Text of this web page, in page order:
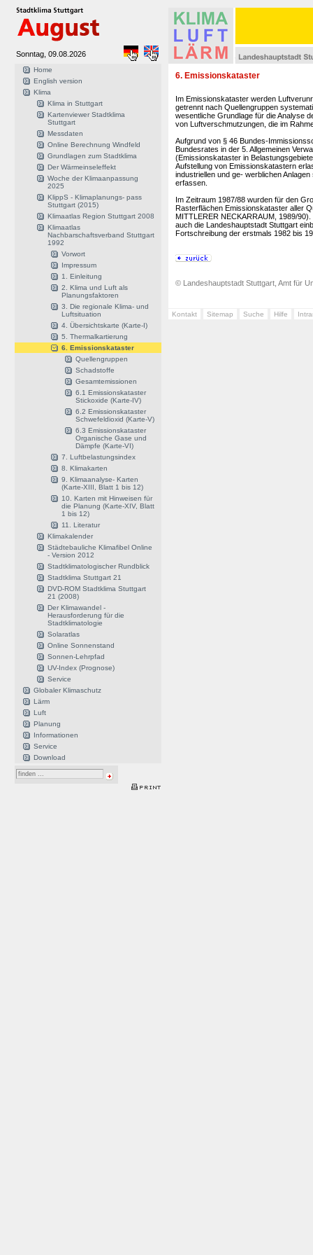
Sonntag, 09.08.2026
Home
English version
Klima
Klima in Stuttgart
Kartenviewer Stadtklima
Stuttgart
Messdaten
Online Berechnung Windfeld
Grundlagen zum Stadtklima
Der Wärmeinseleffekt
Woche der Klimaanpassung
2025
KlippS - Klimaplanungs- pass
Stuttgart (2015)
Klimaatlas Region Stuttgart 2008
Klimaatlas
Nachbarschaftsverband Stuttgart
1992
Vorwort
Impressum
1. Einleitung
2. Klima und Luft als
Planungsfaktoren
3. Die regionale Klima- und
Luftsituation
4. Übersichtskarte (Karte-I)
5. Thermalkartierung
6. Emissionskataster
Quellengruppen
Schadstoffe
Gesamtemissionen
6.1 Emissionskataster
Stickoxide (Karte-IV)
6.2 Emissionskataster
Schwefeldioxid (Karte-V)
6.3 Emissionskataster
Organische Gase und
Dämpfe (Karte-VI)
7. Luftbelastungsindex
8. Klimakarten
9. Klimaanalyse- Karten
(Karte-XIII, Blatt 1 bis 12)
10. Karten mit Hinweisen für
die Planung (Karte-XIV, Blatt
1 bis 12)
11. Literatur
Klimakalender
Städtebauliche Klimafibel Online
- Version 2012
Stadtklimatologischer Rundblick
Stadtklima Stuttgart 21
DVD-ROM Stadtklima Stuttgart
21 (2008)
Der Klimawandel -
Herausforderung für die
Stadtklimatologie
Solaratlas
Online Sonnenstand
Sonnen-Lehrpfad
UV-Index (Prognose)
Service
Globaler Klimaschutz
Lärm
Luft
Planung
Informationen
Service
Download
6. Emissionskataster
Im Emissionskataster werden
getrennt nach Quellengruppen
wesentliche Grundlage für die Analyse
von Luftverschmutzungen, die im
Aufgrund von § 46 Bundes-
Bundesrates in der 5. Allgemeinen
(Emissionskataster in
Aufstellung von Emissionskatastern
industriellen und ge- werblichen
erfassen.
Im Zeitraum 1987/88 wurden für den
Rasterflächen Emissionskataster aller
MITTLERER NECKARRAUM, 1989/
auch die Landeshauptstadt Stuttgart
Fortschreibung der erstmals 1982 bis
© Landeshauptstadt Stuttgart, Amt für
Kontakt Sitemap Suche Hilfe